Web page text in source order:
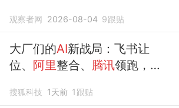
观察者网 2026-08-04 9跟贴
大厂们的AI新战局：飞书让
位、 阿里整合、 腾讯领跑，谁
搜狐科技 1天前 1 跟贴